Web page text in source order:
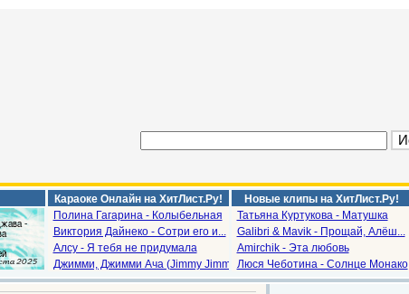
Караоке Онлайн на ХитЛист.Ру!
Полина Гагарина - Колыбельная
Виктория Дайнеко - Сотри его и...
Алсу - Я тебя не придумала
Джимми, Джимми Ача (Jimmy Jimm...
Новые клипы на ХитЛист.Ру!
Татьяна Куртукова - Матушка
Galibri & Mavik - Прощай, Алёш...
Amirchik - Эта любовь
Люся Чеботина - Солнце Монако